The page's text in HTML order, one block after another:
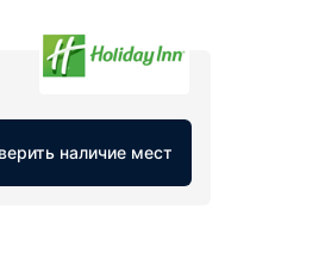
наличие мест